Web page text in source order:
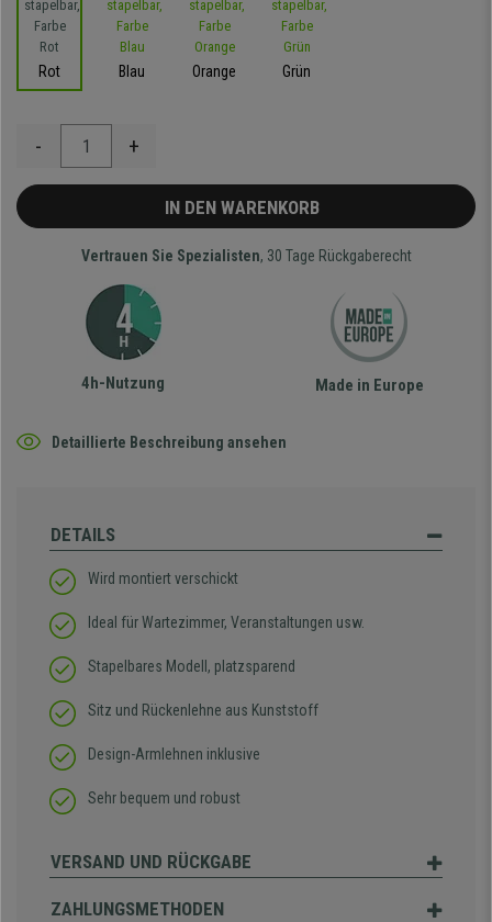
Rot Blau Orange Grün
- +
IN DEN WARENKORB
Vertrauen Sie Spezialisten, 30 Tage Rückgaberecht
4h-Nutzung Made in Europe
Detaillierte Beschreibung ansehen
DETAILS
Wird montiert verschickt
Ideal für Wartezimmer, Veranstaltungen usw.
Stapelbares Modell, platzsparend
Sitz und Rückenlehne aus Kunststoff
Design-Armlehnen inklusive
Sehr bequem und robust
VERSAND UND RÜCKGABE
ZAHLUNGSMETHODEN